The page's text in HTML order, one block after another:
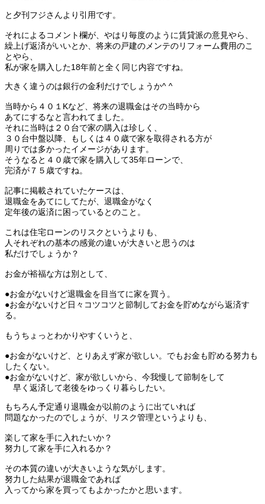
と夕刊フジさんより引用です。
それによるコメント欄が、やはり毎度のように賃貸派の意見やら、
繰上げ返済がいいとか、将来の戸建のメンテのリフォーム費用のこ
とやら、
私が家を購入した18年前と全く同じ内容ですね。
大きく違うのは銀行の金利だけでしょうか^ ^
当時から４０１Kなど、将来の退職金はその当時から
あてにするなと言われてました。
それに当時は２０台で家の購入は珍しく、
３０台中盤以降、もしくは４０歳で家を取得される方が
周りでは多かったイメージがあります。
そうなると４０歳で家を購入して35年ローンで、
完済が７５歳ですね。
記事に掲載されていたケースは、
退職金をあてにしてたが、退職金がなく
定年後の返済に困っているとのこと。
これは住宅ローンのリスクというよりも、
人それぞれの基本の感覚の違いが大きいと思うのは
私だけでしょうか？
お金が裕福な方は別として、
●お金がないけど退職金を目当てに家を買う。
●お金がないけど日々コツコツと節制してお金を貯めながら返済す
る。
もうちょっとわかりやすくいうと、
●お金がないけど、とりあえず家が欲しい。でもお金も貯める努力も
したくない。
●お金がないけど、家が欲しいから、今我慢して節制をして
早く返済して老後をゆっくり暮らしたい。
もちろん予定通り退職金が以前のように出ていれば
問題なかったのでしょうが、リスク管理というよりも、
楽して家を手に入れたいか？
努力して家を手に入れるか？
その本質の違いが大きいような気がします。
努力した結果が退職金であれば
入ってから家を買ってもよかったかと思います。